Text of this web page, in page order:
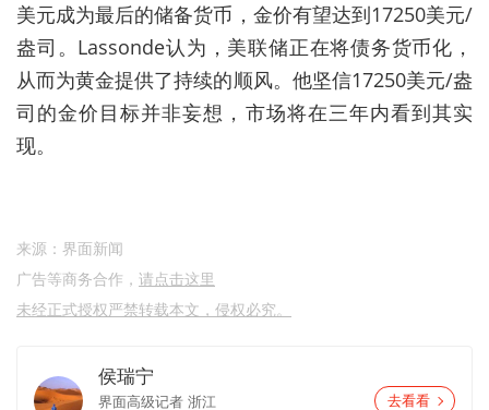
美元成为最后的储备货币，金价有望达到17250美元/
盎司。Lassonde认为，美联储正在将债务货币化，
从而为黄金提供了持续的顺风。他坚信17250美元/盎
司的金价目标并非妄想，市场将在三年内看到其实
现。
来源：界面新闻
广告等商务合作， 请点击这里
未经正式授权严禁转载本文，侵权必究。
侯瑞宁
界面高级记者 浙江
去看看